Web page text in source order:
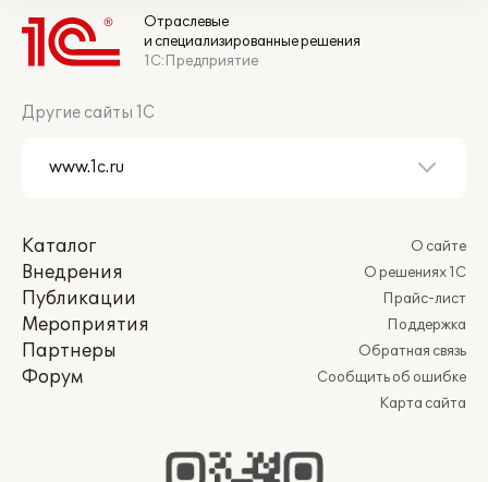
Отраслевые
и специализированные решения
1С:Предприятие
Другие сайты 1С
Каталог
Внедрения
Публикации
Мероприятия
Партнеры
Форум
О сайте
О решениях 1С
Прайс-лист
Поддержка
Обратная связь
Сообщить об ошибке
Карта сайта